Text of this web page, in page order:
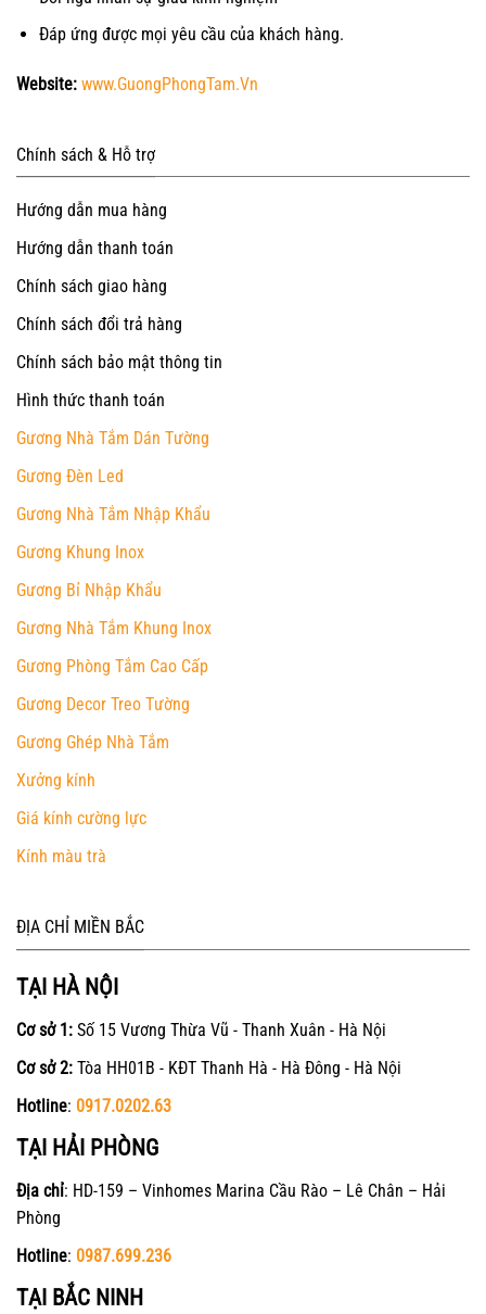
Đáp ứng được mọi yêu cầu của khách hàng.
Website: www.GuongPhongTam.Vn
Chính sách & Hỗ trợ
Hướng dẫn mua hàng
Hướng dẫn thanh toán
Chính sách giao hàng
Chính sách đổi trả hàng
Chính sách bảo mật thông tin
Hình thức thanh toán
Gương Nhà Tắm Dán Tường
Gương Đèn Led
Gương Nhà Tắm Nhập Khẩu
Gương Khung Inox
Gương Bỉ Nhập Khẩu
Gương Nhà Tắm Khung Inox
Gương Phòng Tắm Cao Cấp
Gương Decor Treo Tường
Gương Ghép Nhà Tắm
Xưởng kính
Giá kính cường lực
Kính màu trà
ĐỊA CHỈ MIỀN BẮC
TẠI HÀ NỘI
Cơ sở 1: Số 15 Vương Thừa Vũ - Thanh Xuân - Hà Nội
Cơ sở 2: Tòa HH01B - KĐT Thanh Hà - Hà Đông - Hà Nội
Hotline: 0917.0202.63
TẠI HẢI PHÒNG
Địa chỉ: HD-159 – Vinhomes Marina Cầu Rào – Lê Chân – Hải
Phòng
Hotline: 0987.699.236
TẠI BẮC NINH